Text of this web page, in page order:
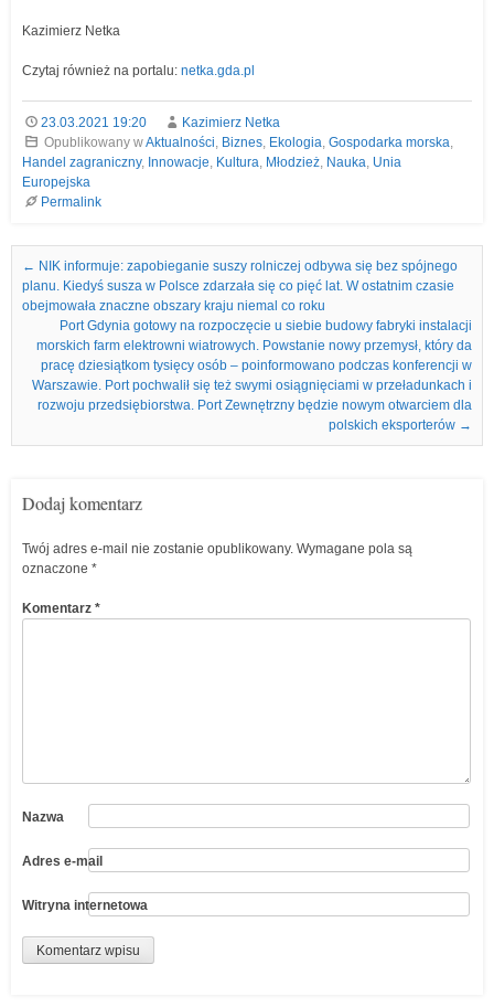
Kazimierz Netka
Czytaj również na portalu: netka.gda.pl
23.03.2021 19:20
Kazimierz Netka
Opublikowany wAktualności, Biznes, Ekologia, Gospodarka morska,
Handel zagraniczny, Innowacje, Kultura, Młodzież, Nauka, Unia
Europejska
Permalink
Nawigacja we wpisach
← NIK informuje: zapobieganie suszy rolniczej odbywa się bez spójnego
planu. Kiedyś susza w Polsce zdarzała się co pięć lat. W ostatnim czasie
obejmowała znaczne obszary kraju niemal co roku
Port Gdynia gotowy na rozpoczęcie u siebie budowy fabryki instalacji
morskich farm elektrowni wiatrowych. Powstanie nowy przemysł, który da
pracę dziesiątkom tysięcy osób – poinformowano podczas konferencji w
Warszawie. Port pochwalił się też swymi osiągnięciami w przeładunkach i
rozwoju przedsiębiorstwa. Port Zewnętrzny będzie nowym otwarciem dla
polskich eksporterów →
Dodaj komentarz
Twój adres e-mail nie zostanie opublikowany. Wymagane pola są
oznaczone *
Komentarz *
Nazwa
Adres e-mail
Witryna internetowa